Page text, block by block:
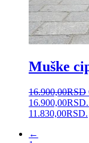
Muške
16.900,00RSD
16.900,00RSD.
11.830,00RSD.
←